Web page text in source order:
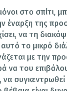
στο σπίτι,
έναρξη της
να τη
το μικρό
με την
να του
να